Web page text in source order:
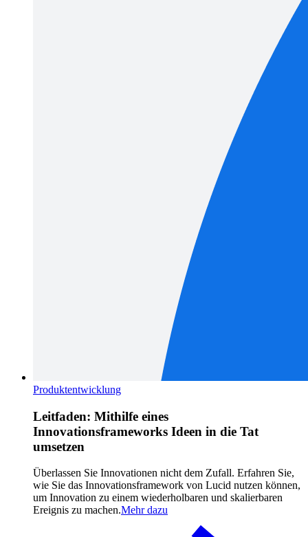
Produktentwicklung
Leitfaden: Mithilfe eines
Innovationsframeworks Ideen in die Tat
umsetzen
Überlassen Sie Innovationen nicht dem Zufall. Erfahren Sie,
wie Sie das Innovationsframework von Lucid nutzen können,
um Innovation zu einem wiederholbaren und skalierbaren
Ereignis zu machen.Mehr dazu